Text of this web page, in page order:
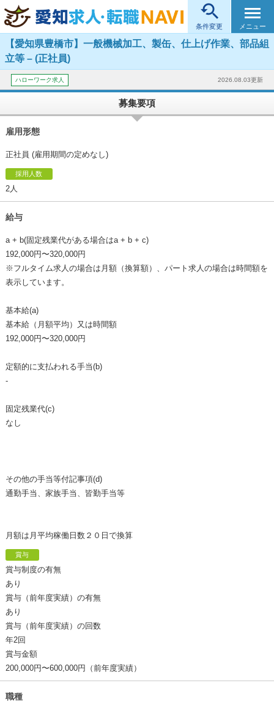

条件変更 メニュー
【愛知県豊橋市】一般機械加工、製缶、仕上げ作業、部品組
立等 – (正社員)
ハローワーク求人 2026.08.03更新
募集要項
雇用形態
正社員 (雇用期間の定めなし)
採用人数
2人
給与
a + b(固定残業代がある場合はa + b + c)
192,000円〜320,000円
※フルタイム求人の場合は月額（換算額）、パート求人の場合は時間額を
表示しています。
基本給(a)
基本給（月額平均）又は時間額
192,000円〜320,000円
定額的に支払われる手当(b)
-
固定残業代(c)
なし
その他の手当等付記事項(d)
通勤手当、家族手当、皆勤手当等
月額は月平均稼働日数２０日で換算
賞与
賞与制度の有無
あり
賞与（前年度実績）の有無
あり
賞与（前年度実績）の回数
年2回
賞与金額
200,000円〜600,000円（前年度実績）
職種